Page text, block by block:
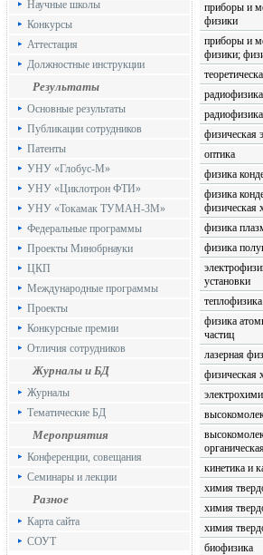
Научные школы
Конкурсы
Аттестация
Должностные инструкции
Результаты
Основные результаты
Публикации сотрудников
Патенты
УНУ «Глобус-М»
УНУ «Циклотрон ФТИ»
УНУ «Токамак ТУМАН-3М»
Федеральные программы
Проекты Минобрнауки
ЦКП
Международные программы
Проекты
Конкурсные премии
Отличия сотрудников
Журналы и БД
Журналы
Тематические БД
Мероприятия
Конференции, совещания
Семинары и лекции
Разное
Карта сайта
СОУТ
приборы и
физики
приборы и
физики;
радиофизика
физическая
оптика
физика
физика
физическая
физика
физика
установки
физика
частиц
лазерная
физическая
кинетика и
химия
химия
химия
биофизика